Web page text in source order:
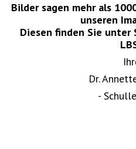
Bilder sagen mehr als
unseren
Diesen finden Sie unter
Dr.
-